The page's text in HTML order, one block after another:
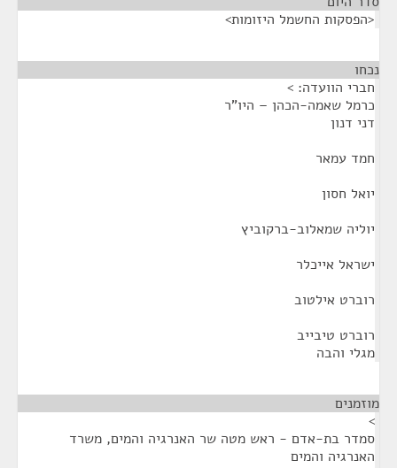
<הפסקות החשמל היזומות>
נכחו
חברי הוועדה: >
כרמל שאמה-הכהן – היו"ר
דני דנון
חמד עמאר
יואל חסון
יוליה שמאלוב-ברקוביץ
ישראל אייכלר
רוברט אילטוב
רוברט טיבייב
מגלי והבה
מוזמנים
>
סמדר בת-אדם - ראש מטה שר האנרגיה והמים, משרד
האנרגיה והמים